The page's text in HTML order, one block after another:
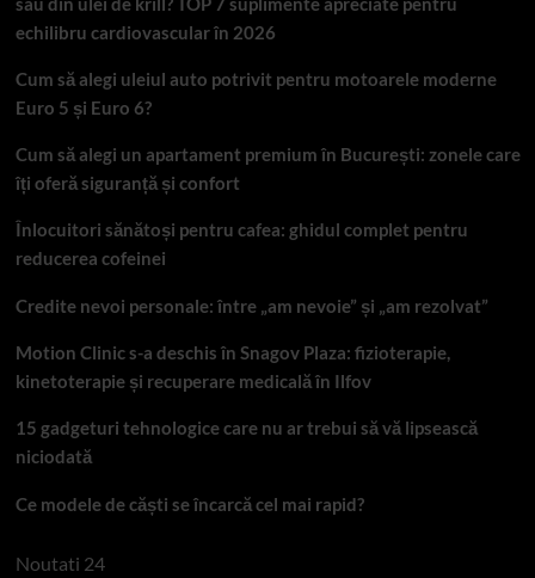
echilibru cardiovascular în 2026
Cum să alegi uleiul auto potrivit pentru motoarele moderne
Euro 5 și Euro 6?
Cum să alegi un apartament premium în București: zonele care
îți oferă siguranță și confort
Înlocuitori sănătoși pentru cafea: ghidul complet pentru
reducerea cofeinei
Credite nevoi personale: între „am nevoie” și „am rezolvat”
Motion Clinic s-a deschis în Snagov Plaza: fizioterapie,
kinetoterapie și recuperare medicală în Ilfov
15 gadgeturi tehnologice care nu ar trebui să vă lipsească
niciodată
Ce modele de căști se încarcă cel mai rapid?
Noutati 24